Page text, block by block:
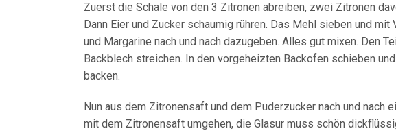
Zuerst die Schale von den 3 Zitronen abreiben, zwei Zitronen
Dann Eier und Zucker schaumig rühren. Das Mehl sieben und
und Margarine nach und nach dazugeben. Alles gut mixen. Den
Backblech streichen. In den vorgeheizten Backofen schieben
backen.
Nun aus dem Zitronensaft und dem Puderzucker nach und nach
mit dem Zitronensaft umgehen, die Glasur muss schön